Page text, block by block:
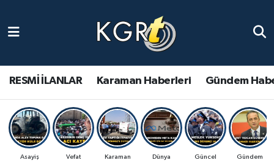
RESMİ İLANLAR Karaman Haberleri Gündem
Asayiş Vefat Karaman Dünya Güncel Gündem
Gündem Haberleri
Güncel Haberler
Spor Haberleri